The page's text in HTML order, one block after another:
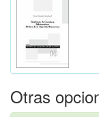
Otras